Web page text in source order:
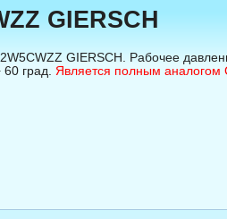
GIERSCH
GIERSCH. Рабочее
град. Является полным аналогом